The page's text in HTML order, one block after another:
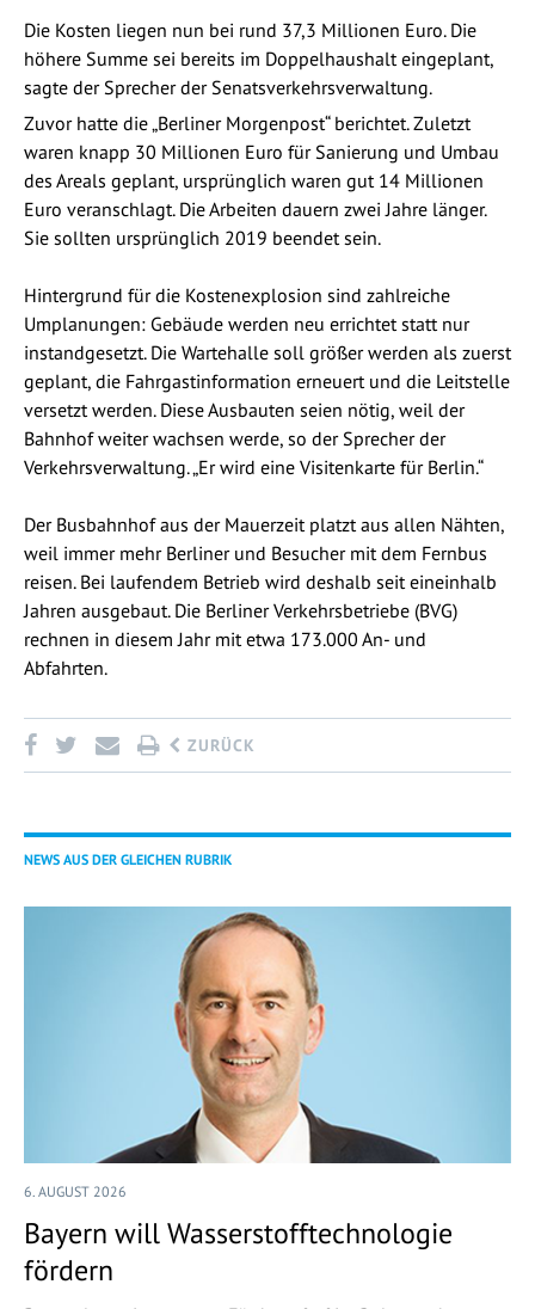
Die Kosten liegen nun bei rund 37,3 Millionen Euro. Die
höhere Summe sei bereits im Doppelhaushalt eingeplant,
sagte der Sprecher der Senatsverkehrsverwaltung.
Zuvor hatte die „Berliner Morgenpost“ berichtet. Zuletzt
waren knapp 30 Millionen Euro für Sanierung und Umbau
des Areals geplant, ursprünglich waren gut 14 Millionen
Euro veranschlagt. Die Arbeiten dauern zwei Jahre länger.
Sie sollten ursprünglich 2019 beendet sein.
Hintergrund für die Kostenexplosion sind zahlreiche
Umplanungen: Gebäude werden neu errichtet statt nur
instandgesetzt. Die Wartehalle soll größer werden als zuerst
geplant, die Fahrgastinformation erneuert und die Leitstelle
versetzt werden. Diese Ausbauten seien nötig, weil der
Bahnhof weiter wachsen werde, so der Sprecher der
Verkehrsverwaltung. „Er wird eine Visitenkarte für Berlin.“
Der Busbahnhof aus der Mauerzeit platzt aus allen Nähten,
weil immer mehr Berliner und Besucher mit dem Fernbus
reisen. Bei laufendem Betrieb wird deshalb seit eineinhalb
Jahren ausgebaut. Die Berliner Verkehrsbetriebe (BVG)
rechnen in diesem Jahr mit etwa 173.000 An- und
Abfahrten.
ZURÜCK
NEWS AUS DER GLEICHEN RUBRIK
6. AUGUST 2026
Bayern will Wasserstofftechnologie
fördern